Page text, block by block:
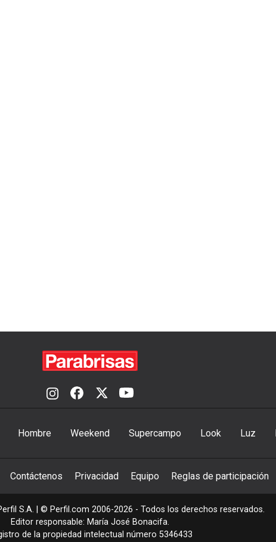
Hombre Weekend Supercampo Look Luz
Contáctenos Privacidad Equipo Reglas de participación
S.A. | © Perfil.com 2006-2026 - Todos los derechos reservados.
Editor responsable: María José Bonacifa.
de la propiedad intelectual número 5346433